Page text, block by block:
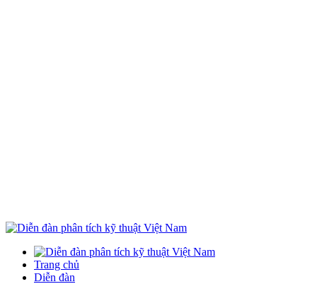
Trang chủ
Diễn đàn